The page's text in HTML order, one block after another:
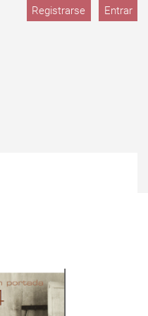
Registrarse Entrar